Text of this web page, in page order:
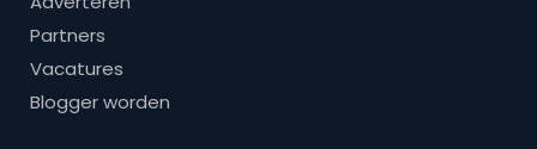
Partners
Vacatures
Blogger worden